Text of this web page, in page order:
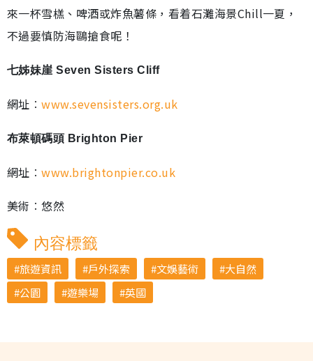
來一杯雪榚、啤酒或炸魚薯條，看着石灘海景Chill一夏，
不過要慎防海鷗搶食呢！
七姊妹崖 Seven Sisters Cliff
網址︰www.sevensisters.org.uk
布萊頓碼頭 Brighton Pier
網址︰www.brightonpier.co.uk
美術︰悠然
內容標籤
旅遊資訊 戶外探索 文娛藝術
大自然
公園
遊樂場 英國